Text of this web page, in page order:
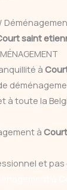
/
saint
à
à toute la
à
et pas